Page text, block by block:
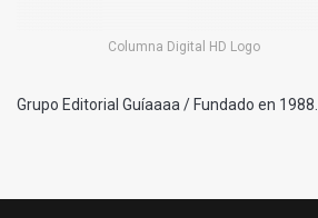
Columna Digital HD Logo
Grupo Editorial Guíaaaa / Fundado en 1988.